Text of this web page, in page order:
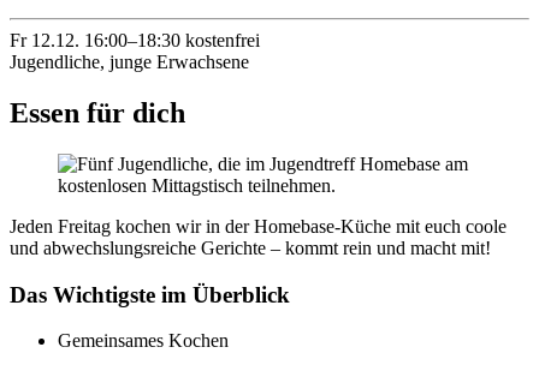
Fr 12.12. 16:00–18:30 kostenfrei
Jugendliche, junge Erwachsene
Essen für dich
Jeden Freitag kochen wir in der Homebase-Küche mit euch coole
und abwechslungsreiche Gerichte – kommt rein und macht mit!
Das Wichtigste im Überblick
Gemeinsames Kochen